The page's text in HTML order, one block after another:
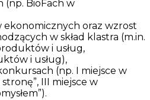
(np. BioFach w
oraz wzrost
w skład klastra (m.in.
i usług,
i usług),
(np. I miejsce w
III miejsce w